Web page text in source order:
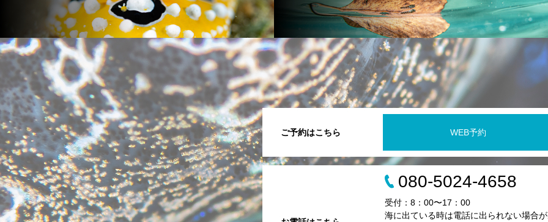
ご予約はこちら WEB予約
080-5024-4658
受付：8：00〜17：00
海に出ている時は電話に出られない場合